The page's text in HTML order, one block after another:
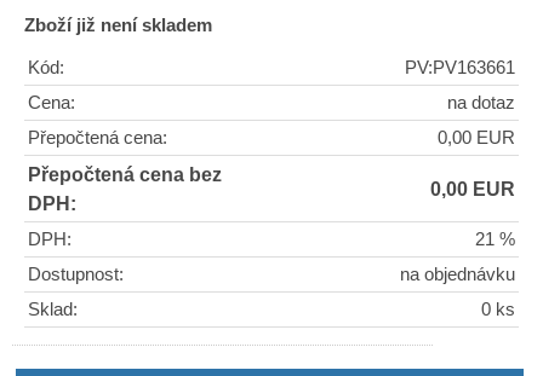
Zboží již není skladem
Kód:
PV:PV163661
Cena:
na dotaz
Přepočtená cena:
0,00 EUR
Přepočtená cena bez
DPH:
0,00 EUR
DPH:
21 %
Dostupnost:
na objednávku
Sklad:
0 ks